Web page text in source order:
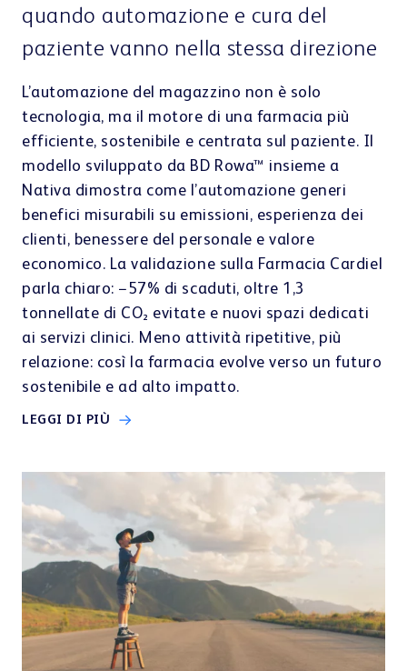
quando automazione e cura del
paziente vanno nella stessa direzione
L’automazione del magazzino non è solo
tecnologia, ma il motore di una farmacia più
efficiente, sostenibile e centrata sul paziente. Il
modello sviluppato da BD Rowa™ insieme a
Nativa dimostra come l’automazione generi
benefici misurabili su emissioni, esperienza dei
clienti, benessere del personale e valore
economico. La validazione sulla Farmacia Cardiel
parla chiaro: −57% di scaduti, oltre 1,3
tonnellate di CO₂ evitate e nuovi spazi dedicati
ai servizi clinici. Meno attività ripetitive, più
relazione: così la farmacia evolve verso un futuro
sostenibile e ad alto impatto.
LEGGI DI PIÙ